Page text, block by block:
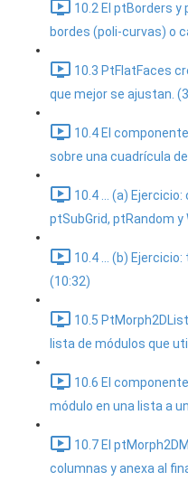
10.2 El ptBorders
bordes (poli-curvas) o
10.3 PtFlatFaces
que mejor se ajustan.
10.4 El
sobre una cuadrícula
10.4 ... (a)
ptSubGrid, ptRandom
10.4 ... (b)
(10:32)
10.5
lista de módulos que
10.6 El
módulo en una lista a
10.7 El
columnas y anexa al